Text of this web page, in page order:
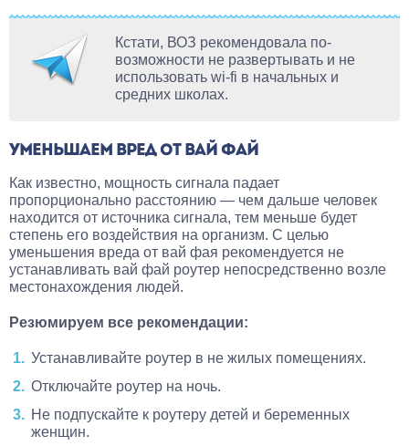
Кстати, ВОЗ рекомендовала по-
возможности не развертывать и не
использовать wi-fi в начальных и
средних школах.
УМЕНЬШАЕМ ВРЕД ОТ ВАЙ ФАЙ
Как известно, мощность сигнала падает
пропорционально расстоянию — чем дальше человек
находится от источника сигнала, тем меньше будет
степень его воздействия на организм. С целью
уменьшения вреда от вай фая рекомендуется не
устанавливать вай фай роутер непосредственно возле
местонахождения людей.
Резюмируем все рекомендации:
Устанавливайте роутер в не жилых помещениях.
Отключайте роутер на ночь.
Не подпускайте к роутеру детей и беременных
женщин.